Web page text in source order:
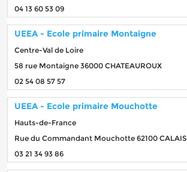
04 13 60 53 09
UEEA - Ecole primaire Montaigne
Centre-Val de Loire
58 rue Montaigne 36000 CHATEAUROUX
02 54 08 57 57
UEEA - Ecole primaire Mouchotte
Hauts-de-France
Rue du Commandant Mouchotte 62100 CALAIS
03 21 34 93 86